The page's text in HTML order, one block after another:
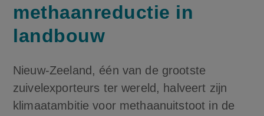
methaanreductie in
landbouw
Nieuw-Zeeland, één van de grootste
zuivelexporteurs ter wereld, halveert zijn
klimaatambitie voor methaanuitstoot in de